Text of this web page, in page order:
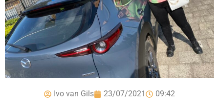
Ivo van Gils 23/07/2021 09:42